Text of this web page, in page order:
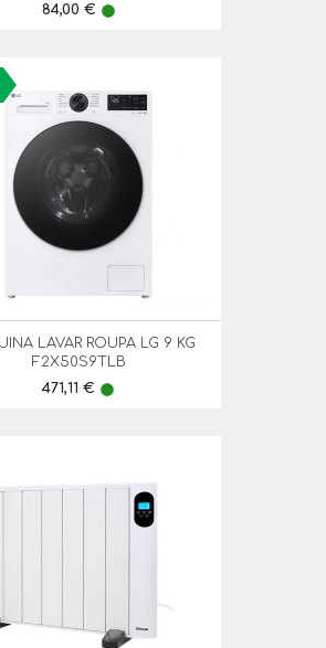
Preço
84,00 € lens
LAVAR ROUPA LG 9 KG
F2X50S9TLB
Preço
471,11 € lens